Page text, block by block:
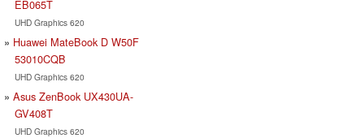
EB065T
UHD Graphics 620
Huawei MateBook D W50F
53010CQB
UHD Graphics 620
Asus ZenBook UX430UA-
GV408T
UHD Graphics 620